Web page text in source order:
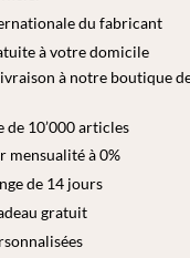
du fabricant
à votre domicile
à notre boutique
de 10’000 articles
mensualité à 0%
de 14 jours
gratuit